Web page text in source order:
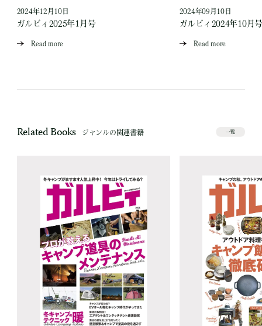
2024年12月10日
ガルビィ2025年1月号
Read more
2024年09月10日
ガルビィ2024年10月
Read more
Related Books ジャンルの関連書籍 一覧